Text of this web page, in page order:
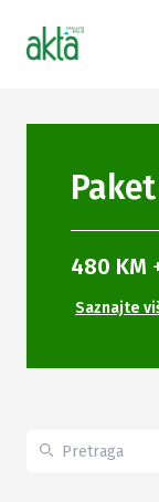
Paket
480 KM
Saznajte